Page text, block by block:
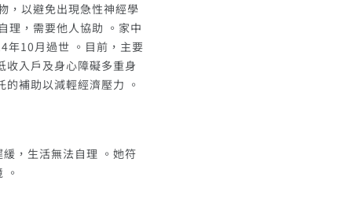
，以避免出現急性神經學
理，需要他人協助 。家中
年10月過世 。目前，主要
收入戶及身心障礙多重身
補助以減輕經濟壓力 。
，生活無法自理 。她符